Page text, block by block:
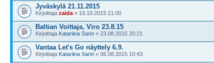
Jyväskylä 21.11.2015
Kirjoittaja zaida » 19.10.2015 21:00
Baltian Voittaja, Viro 23.8.15
Kirjoittaja Katariina Sarin » 23.08.2015 20:21
Vantaa Let's Go näyttely 6.9.
Kirjoittaja Katariina Sarin » 06.08.2015 10:43